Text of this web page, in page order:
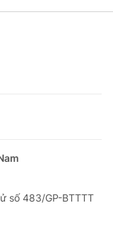
số 483/GP-BTTTT